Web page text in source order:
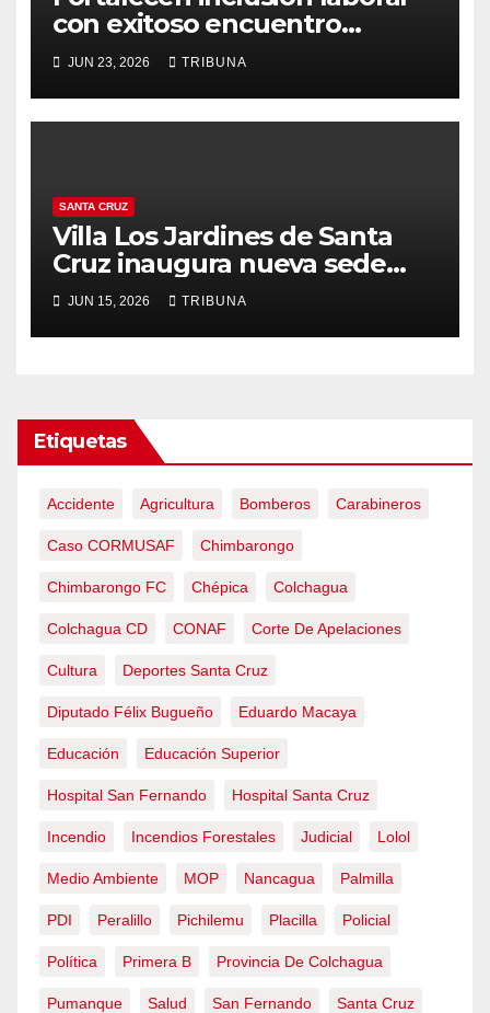
con exitoso encuentro
empresarial en Santa Cruz
JUN 23, 2026 TRIBUNA
SANTA CRUZ
Villa Los Jardines de Santa
Cruz inaugura nueva sede
social
JUN 15, 2026 TRIBUNA
Etiquetas
Accidente Agricultura Bomberos Carabineros
Caso CORMUSAF Chimbarongo
Chimbarongo FC Chépica Colchagua
Colchagua CD CONAF Corte De Apelaciones
Cultura Deportes Santa Cruz
Diputado Félix Bugueño Eduardo Macaya
Educación Educación Superior
Hospital San Fernando Hospital Santa Cruz
Incendio Incendios Forestales Judicial Lolol
Medio Ambiente MOP Nancagua Palmilla
PDI Peralillo Pichilemu Placilla Policial
Política Primera B Provincia De Colchagua
Pumanque Salud San Fernando Santa Cruz